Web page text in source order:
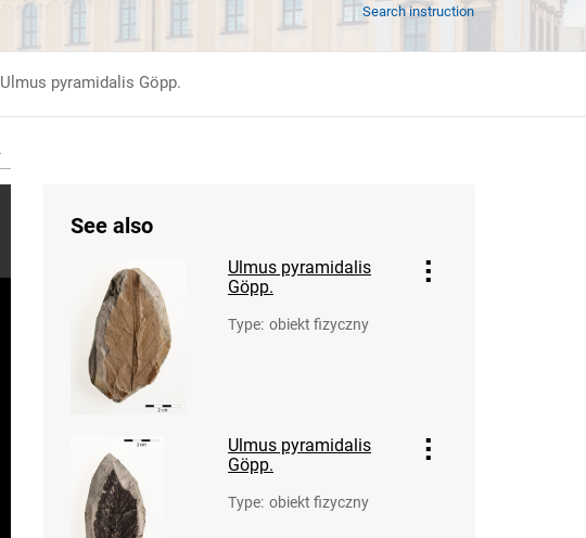
Search instruction
Ulmus pyramidalis Göpp.
See also
Ulmus pyramidalis
Göpp.
Type: obiekt fizyczny
Ulmus pyramidalis
Göpp.
Type: obiekt fizyczny